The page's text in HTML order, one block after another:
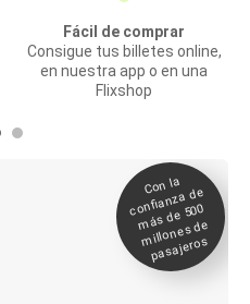
Fácil de comprar
Consigue tus billetes online,
en nuestra app o en una
Flixshop
Con la
confianza de
más de 500
millones de
pasajeros